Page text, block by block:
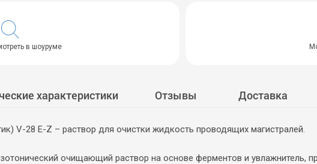
в шоуруме
характеристики Отзывы Доставка
V-28 E-Z – раствор для очистки жидкость проводящих магистралей.
очищающий раствор на основе ферментов и увлажнитель,